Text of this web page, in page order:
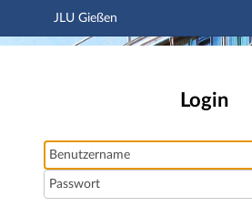
Hauptnavigation
JLU Gießen
Login
Benutzername
Passwort